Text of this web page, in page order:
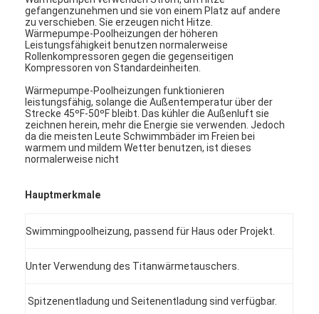
gefangenzunehmen und sie von einem Platz auf andere
zu verschieben. Sie erzeugen nicht Hitze.
Wärmepumpe-Poolheizungen der höheren
Leistungsfähigkeit benutzen normalerweise
Rollenkompressoren gegen die gegenseitigen
Kompressoren von Standardeinheiten.
Wärmepumpe-Poolheizungen funktionieren
leistungsfähig, solange die Außentemperatur über der
Strecke 45ºF-50ºF bleibt. Das kühler die Außenluft sie
zeichnen herein, mehr die Energie sie verwenden. Jedoch
da die meisten Leute Schwimmbäder im Freien bei
warmem und mildem Wetter benutzen, ist dieses
normalerweise nicht
Hauptmerkmale
Swimmingpoolheizung, passend für Haus oder Projekt.
Unter Verwendung des Titanwärmetauschers.
Spitzenentladung und Seitenentladung sind verfügbar.